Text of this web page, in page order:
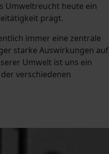
Umweltreucht heute ein
prägt.
immer eine zentrale
starke Auswirkungen auf
Umwelt ist uns ein
verschiedenen